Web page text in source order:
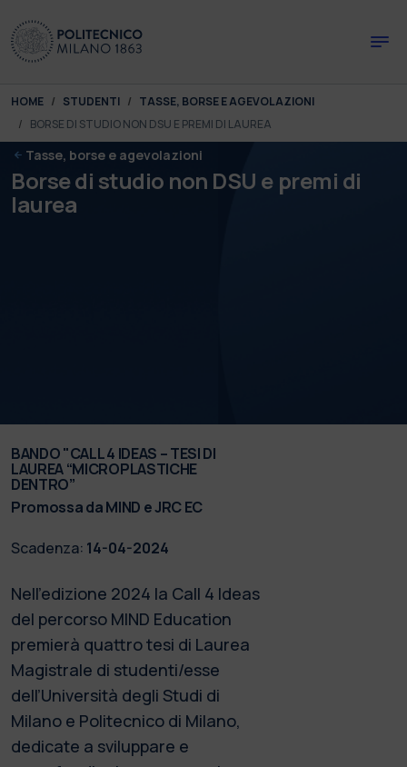
You are here:
HOME STUDENTI
TASSE, BORSE E AGEVOLAZIONI
BORSE DI STUDIO NON DSU E PREMI DI LAUREA
Tasse, borse e agevolazioni
Borse di studio non DSU e premi di
laurea
BANDO "CALL 4 IDEAS – TESI DI
LAUREA “MICROPLASTICHE
DENTRO”
Promossa da MIND e JRC EC
Scadenza: 14-04-2024
Nell’edizione 2024 la Call 4 Ideas
del percorso MIND Education
premierà quattro tesi di Laurea
Magistrale di studenti/esse
dell’Università degli Studi di
Milano e Politecnico di Milano,
dedicate a sviluppare e